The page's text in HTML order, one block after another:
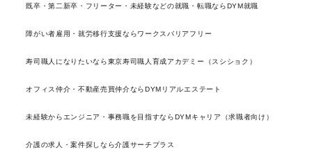
既卒・第二新卒・フリーター・未経験などの就職・転職ならDYM就職
障がい者雇用・就労移行支援ならワークスバリアフリー
寿司職人になりたいなら東京寿司職人育成アカデミー（スシショク）
オフィス仲介・不動産売買仲介ならDYMリアルエステート
未経験からエンジニア・事務職を目指すならDYMキャリア（求職者向け）
介護の求人・案件探しなら介護サーチプラス